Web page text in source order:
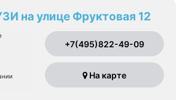
на улице Фруктовая 12
+7(495)822-49-09
На карте